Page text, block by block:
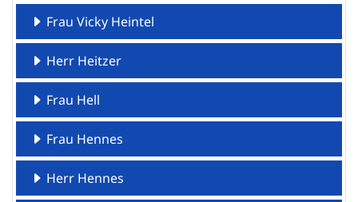
Frau Vicky Heintel
Herr Heitzer
Frau Hell
Frau Hennes
Herr Hennes